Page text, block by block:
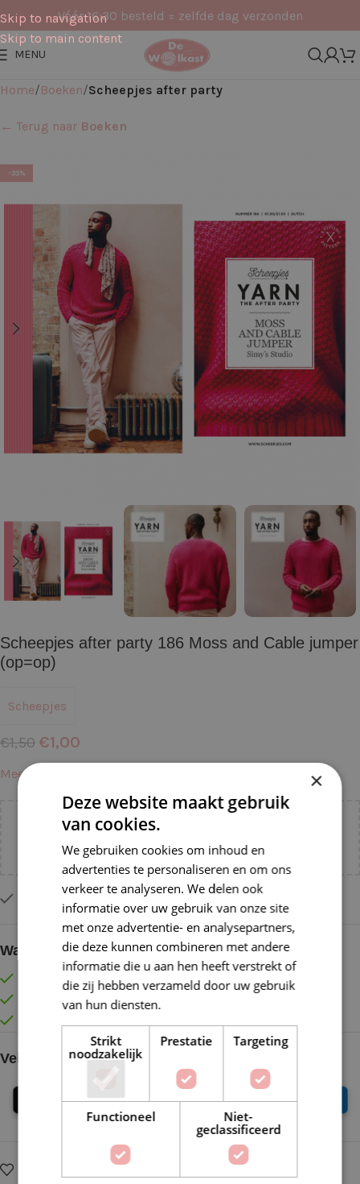
Skip to navigation
Skip to main content
Vóór 16:30 besteld = zelfde dag verzonden
MENU
Home Boeken Scheepjes after party
← Terug naar Boeken
-33%
Scheepjes after party 186 Moss and Cable jumper
(op=op)
Scheepjes
€1,50 €1,00
Meer informatie →
Voeg nog€55,00toe voor
Op voorraad
Waarom kopen bij de Wolkast?
Lage verzendkosten vanaf € 4,99 binnen NL
Gratis verzonden vanaf €55,-
Vóór 16:30 besteld = Zelfde (werk)dag verzonden
Veilig online betalen
Op verlanglijstje
×
Deze website maakt gebruik
van cookies.
We gebruiken cookies om inhoud en
advertenties te personaliseren en om ons
verkeer te analyseren. We delen ook
informatie over uw gebruik van onze site
met onze advertentie- en analysepartners,
die deze kunnen combineren met andere
informatie die u aan hen heeft verstrekt of
die zij hebben verzameld door uw gebruik
van hun diensten.
Strikt
noodzakelijk
Prestatie Targeting
Functioneel
Niet-
geclassificeerd